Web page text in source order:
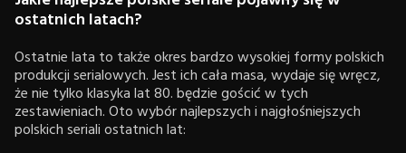
ostatnich latach?
Ostatnie lata to także okres bardzo wysokiej formy polskich
produkcji serialowych. Jest ich cała masa, wydaje się wręcz,
że nie tylko klasyka lat 80. będzie gościć w tych
zestawieniach. Oto wybór najlepszych i najgłośniejszych
polskich seriali ostatnich lat: